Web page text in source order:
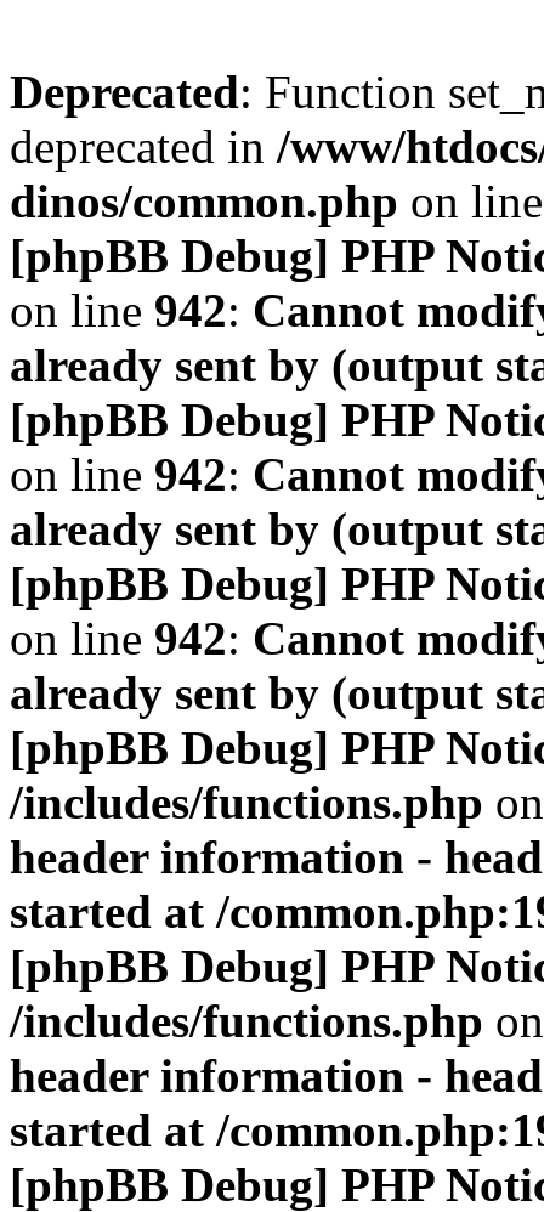
Deprecated: Function
deprecated in /www/
dinos/common.php on
[phpBB Debug] PHP
on line 942: Cannot
already sent by (output
[phpBB Debug] PHP
on line 942: Cannot
already sent by (output
[phpBB Debug] PHP
on line 942: Cannot
already sent by (output
[phpBB Debug] PHP
/includes/functions.php
header information -
started at /
[phpBB Debug] PHP
/includes/functions.php
header information -
started at /
[phpBB Debug] PHP